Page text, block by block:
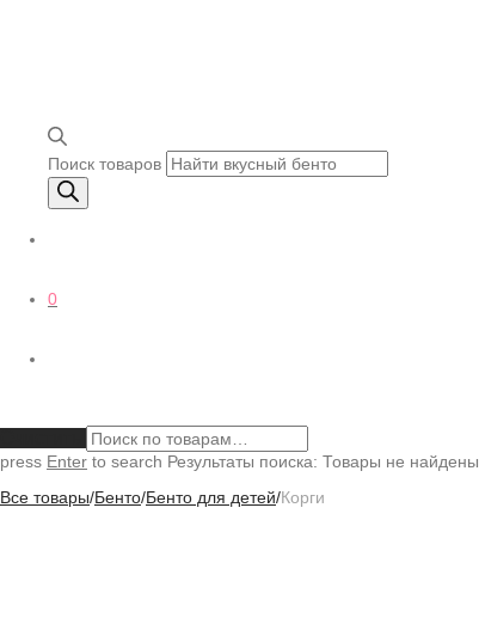
Поиск товаров
0
press Enter to search Результаты поиска: Товары не найдены.
Все товары/Бенто/Бенто для детей/Корги